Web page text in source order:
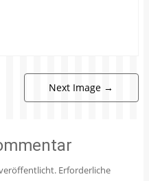
Next Image →
Erforderliche